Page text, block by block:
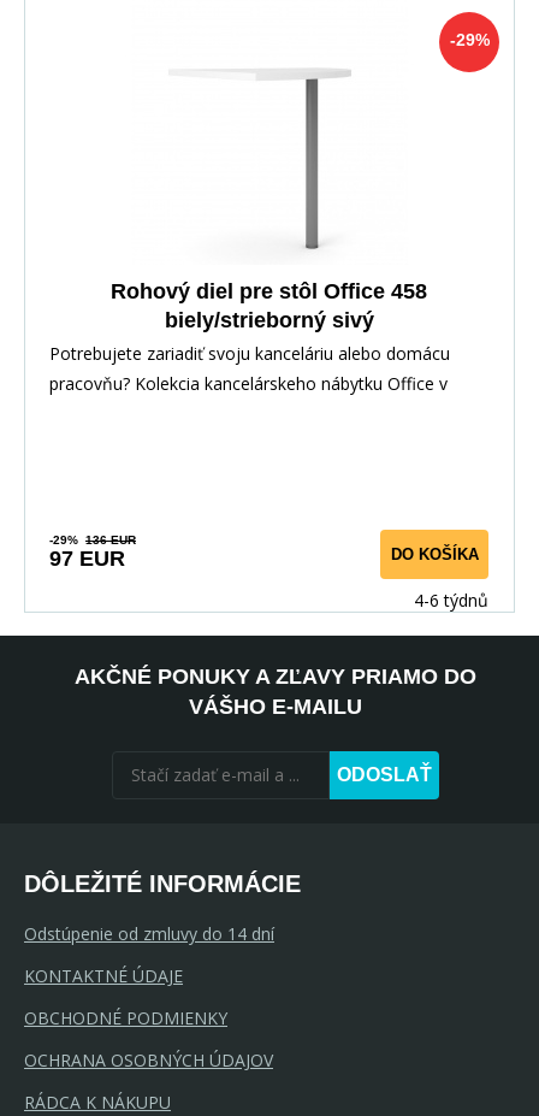
-29%
Rohový diel pre stôl Office 458
biely/strieborný sivý
Potrebujete zariadiť svoju kanceláriu alebo domácu
pracovňu? Kolekcia kancelárskeho nábytku Office v
-29% 136 EUR
97 EUR DO KOŠÍKA
4-6 týdnů
AKČNÉ PONUKY A ZĽAVY PRIAMO DO
VÁŠHO E-MAILU
ODOSLAŤ
DÔLEŽITÉ INFORMÁCIE
Odstúpenie od zmluvy do 14 dní
KONTAKTNÉ ÚDAJE
OBCHODNÉ PODMIENKY
OCHRANA OSOBNÝCH ÚDAJOV
RÁDCA K NÁKUPU